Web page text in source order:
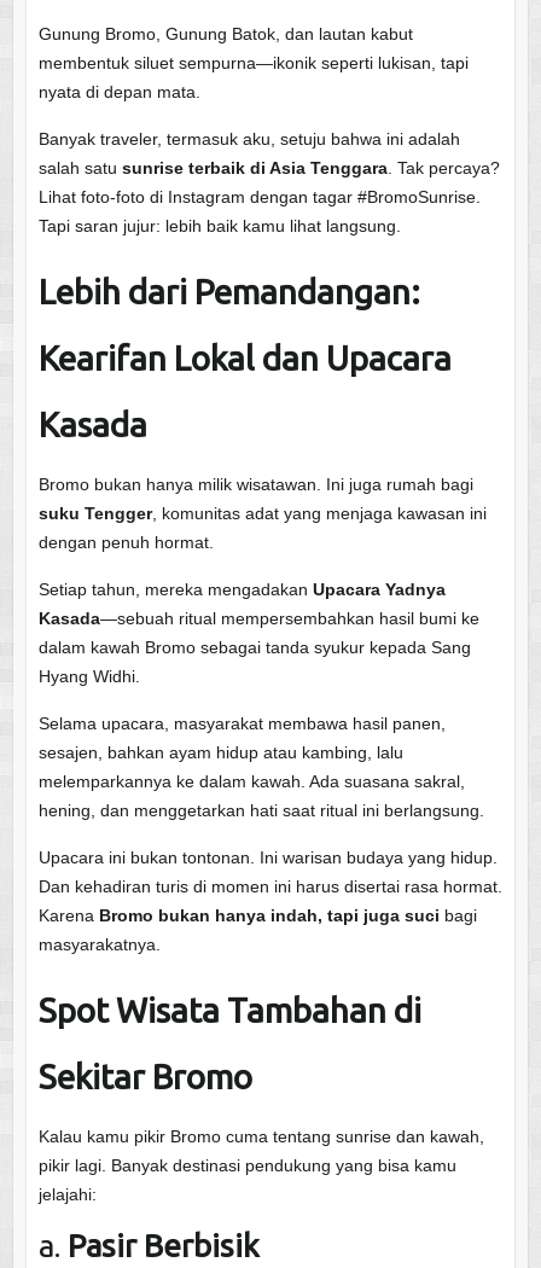
Gunung Bromo, Gunung Batok, dan lautan kabut
membentuk siluet sempurna—ikonik seperti lukisan, tapi
nyata di depan mata.
Banyak traveler, termasuk aku, setuju bahwa ini adalah
salah satu sunrise terbaik di Asia Tenggara. Tak percaya?
Lihat foto-foto di Instagram dengan tagar #BromoSunrise.
Tapi saran jujur: lebih baik kamu lihat langsung.
Lebih dari Pemandangan:
Kearifan Lokal dan Upacara
Kasada
Bromo bukan hanya milik wisatawan. Ini juga rumah bagi
suku Tengger, komunitas adat yang menjaga kawasan ini
dengan penuh hormat.
Setiap tahun, mereka mengadakan Upacara Yadnya
Kasada—sebuah ritual mempersembahkan hasil bumi ke
dalam kawah Bromo sebagai tanda syukur kepada Sang
Hyang Widhi.
Selama upacara, masyarakat membawa hasil panen,
sesajen, bahkan ayam hidup atau kambing, lalu
melemparkannya ke dalam kawah. Ada suasana sakral,
hening, dan menggetarkan hati saat ritual ini berlangsung.
Upacara ini bukan tontonan. Ini warisan budaya yang hidup.
Dan kehadiran turis di momen ini harus disertai rasa hormat.
Karena Bromo bukan hanya indah, tapi juga suci bagi
masyarakatnya.
Spot Wisata Tambahan di
Sekitar Bromo
Kalau kamu pikir Bromo cuma tentang sunrise dan kawah,
pikir lagi. Banyak destinasi pendukung yang bisa kamu
jelajahi:
a. Pasir Berbisik